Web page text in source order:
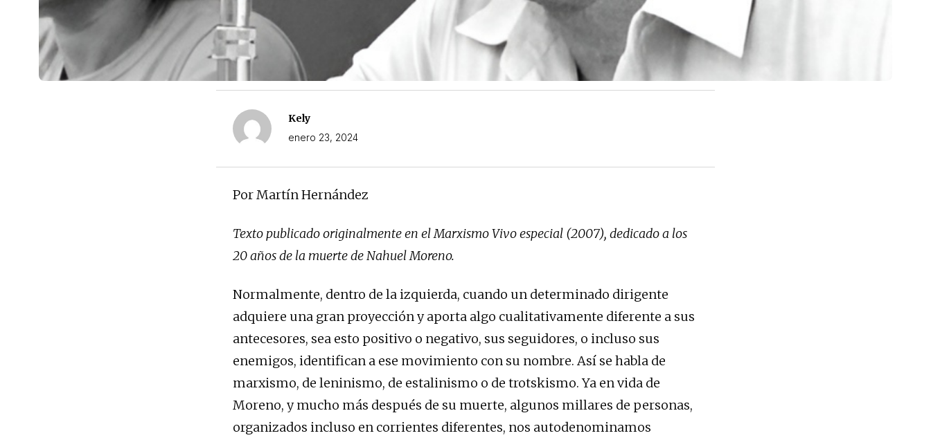
Kely
enero 23, 2024
Por Martín Hernández
Texto publicado originalmente en el Marxismo Vivo especial (2007), dedicado a los
20 años de la muerte de Nahuel Moreno.
Normalmente, dentro de la izquierda, cuando un determinado dirigente
adquiere una gran proyección y aporta algo cualitativamente diferente a sus
antecesores, sea esto positivo o negativo, sus seguidores, o incluso sus
enemigos, identifican a ese movimiento con su nombre. Así se habla de
marxismo, de leninismo, de estalinismo o de trotskismo. Ya en vida de
Moreno, y mucho más después de su muerte, algunos millares de personas,
organizados incluso en corrientes diferentes, nos autodenominamos